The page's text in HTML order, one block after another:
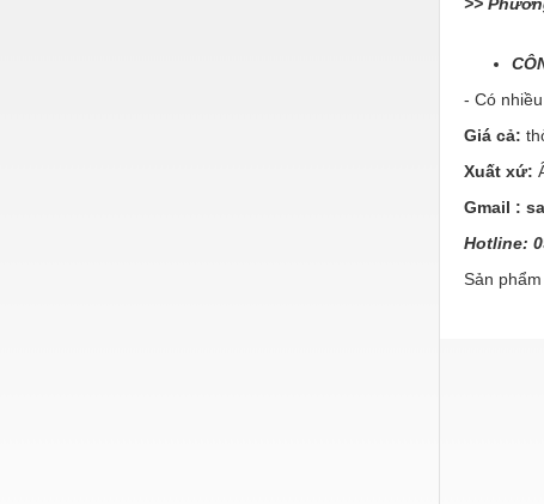
- Có
Giá cả:
Xuất xứ:
Gmail :
Hotline:
Sản